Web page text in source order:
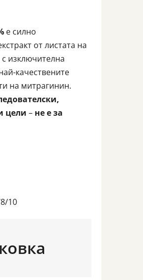
е силно
от листата на
изключителна
качествените
на митрагинин.
цели – не е за
10